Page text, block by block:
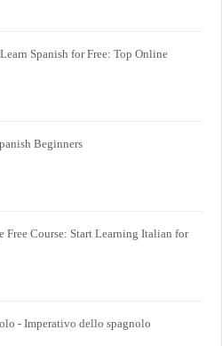
Spanish for Free: Top Online
Beginners
Free Course: Start Learning Italian for
- Imperativo dello spagnolo